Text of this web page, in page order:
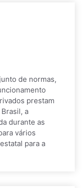
de normas,
prestam
a
durante as
vários
para a